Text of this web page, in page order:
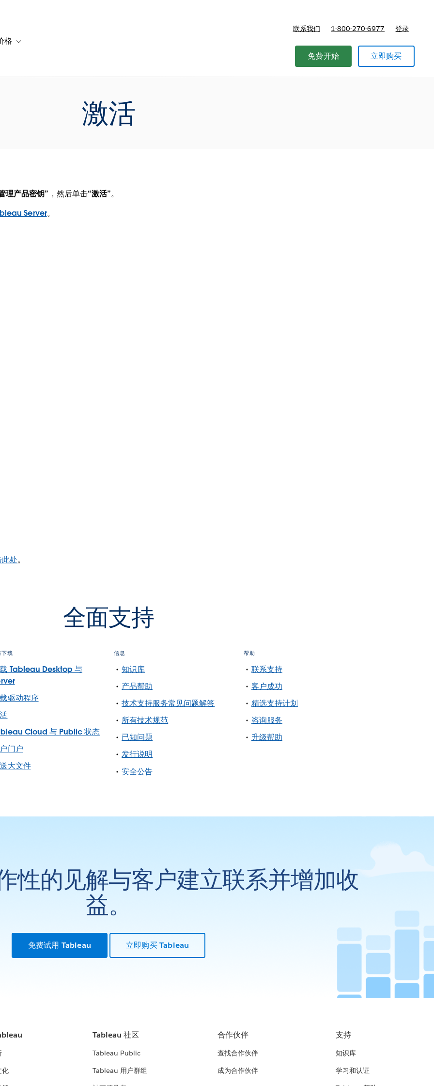
方案for 资源
格 Toggle sub-navigation for 套餐与价格
联系我们 1-800-270-6977 登录
免费开始 立即购买
激活
理产品密钥” ，然后单击“激活”。
Server。
处。
全面支持
下载
Tableau Desktop 与
驱动程序
Cloud 与 Public 状态
门户
大文件
信息
知识库
产品帮助
技术支持服务常见问题解答
所有技术规范
已知问题
发行说明
安全公告
帮助
联系支持
客户成功
精选支持计划
咨询服务
升级帮助
性的见解与客户建立联系并增加收
益。
免费试用 Tableau 立即购买 Tableau
化
Tableau 社区
Tableau Public
Tableau 用户群组
合作伙伴
查找合作伙伴
成为合作伙伴
支持
知识库
学习和认证